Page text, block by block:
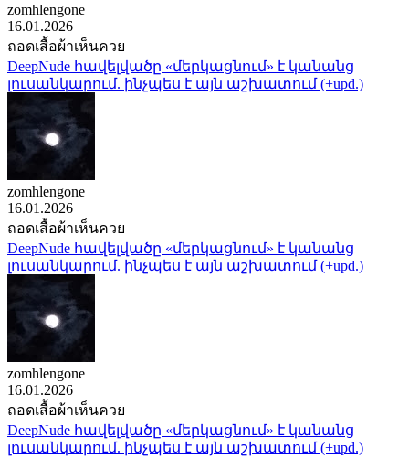
zomhlengone
16.01.2026
ถอดเสื้อผ้าเห็นควย
DeepNude հավելվածը «մերկացնում» է կանանց
լուսանկարում. ինչպես է այն աշխատում (+upd.)
zomhlengone
16.01.2026
ถอดเสื้อผ้าเห็นควย
DeepNude հավելվածը «մերկացնում» է կանանց
լուսանկարում. ինչպես է այն աշխատում (+upd.)
zomhlengone
16.01.2026
ถอดเสื้อผ้าเห็นควย
DeepNude հավելվածը «մերկացնում» է կանանց
լուսանկարում. ինչպես է այն աշխատում (+upd.)